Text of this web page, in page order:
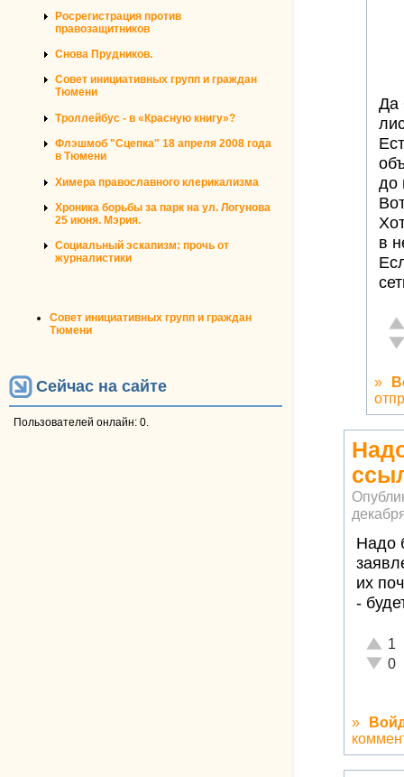
Росрегистрация против
правозащитников
Снова Прудников.
Совет инициативных групп и граждан
Тюмени
Троллейбус - в «Красную книгу»?
Флэшмоб "Сцепка" 18 апреля 2008 года
в Тюмени
Химера православного клерикализма
Хроника борьбы за парк на ул. Логунова
25 июня. Мэрия.
Социальный эскапизм: прочь от
журналистики
Совет инициативных групп и граждан
Тюмени
Сейчас на сайте
Пользователей онлайн: 0.
Да
до
в
»
Надо
их
-
1
0
»